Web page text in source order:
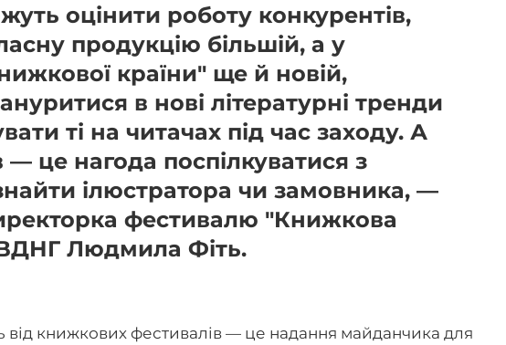
оцінити роботу конкурентів,
продукцію більшій, а у
країни" ще й новій,
в нові літературні тренди
ті на читачах під час заходу. А
— це нагода поспілкуватися з
ілюстратора чи замовника, —
фестивалю "Книжкова
Людмила Фіть.
від книжкових фестивалів — це надання майданчика для